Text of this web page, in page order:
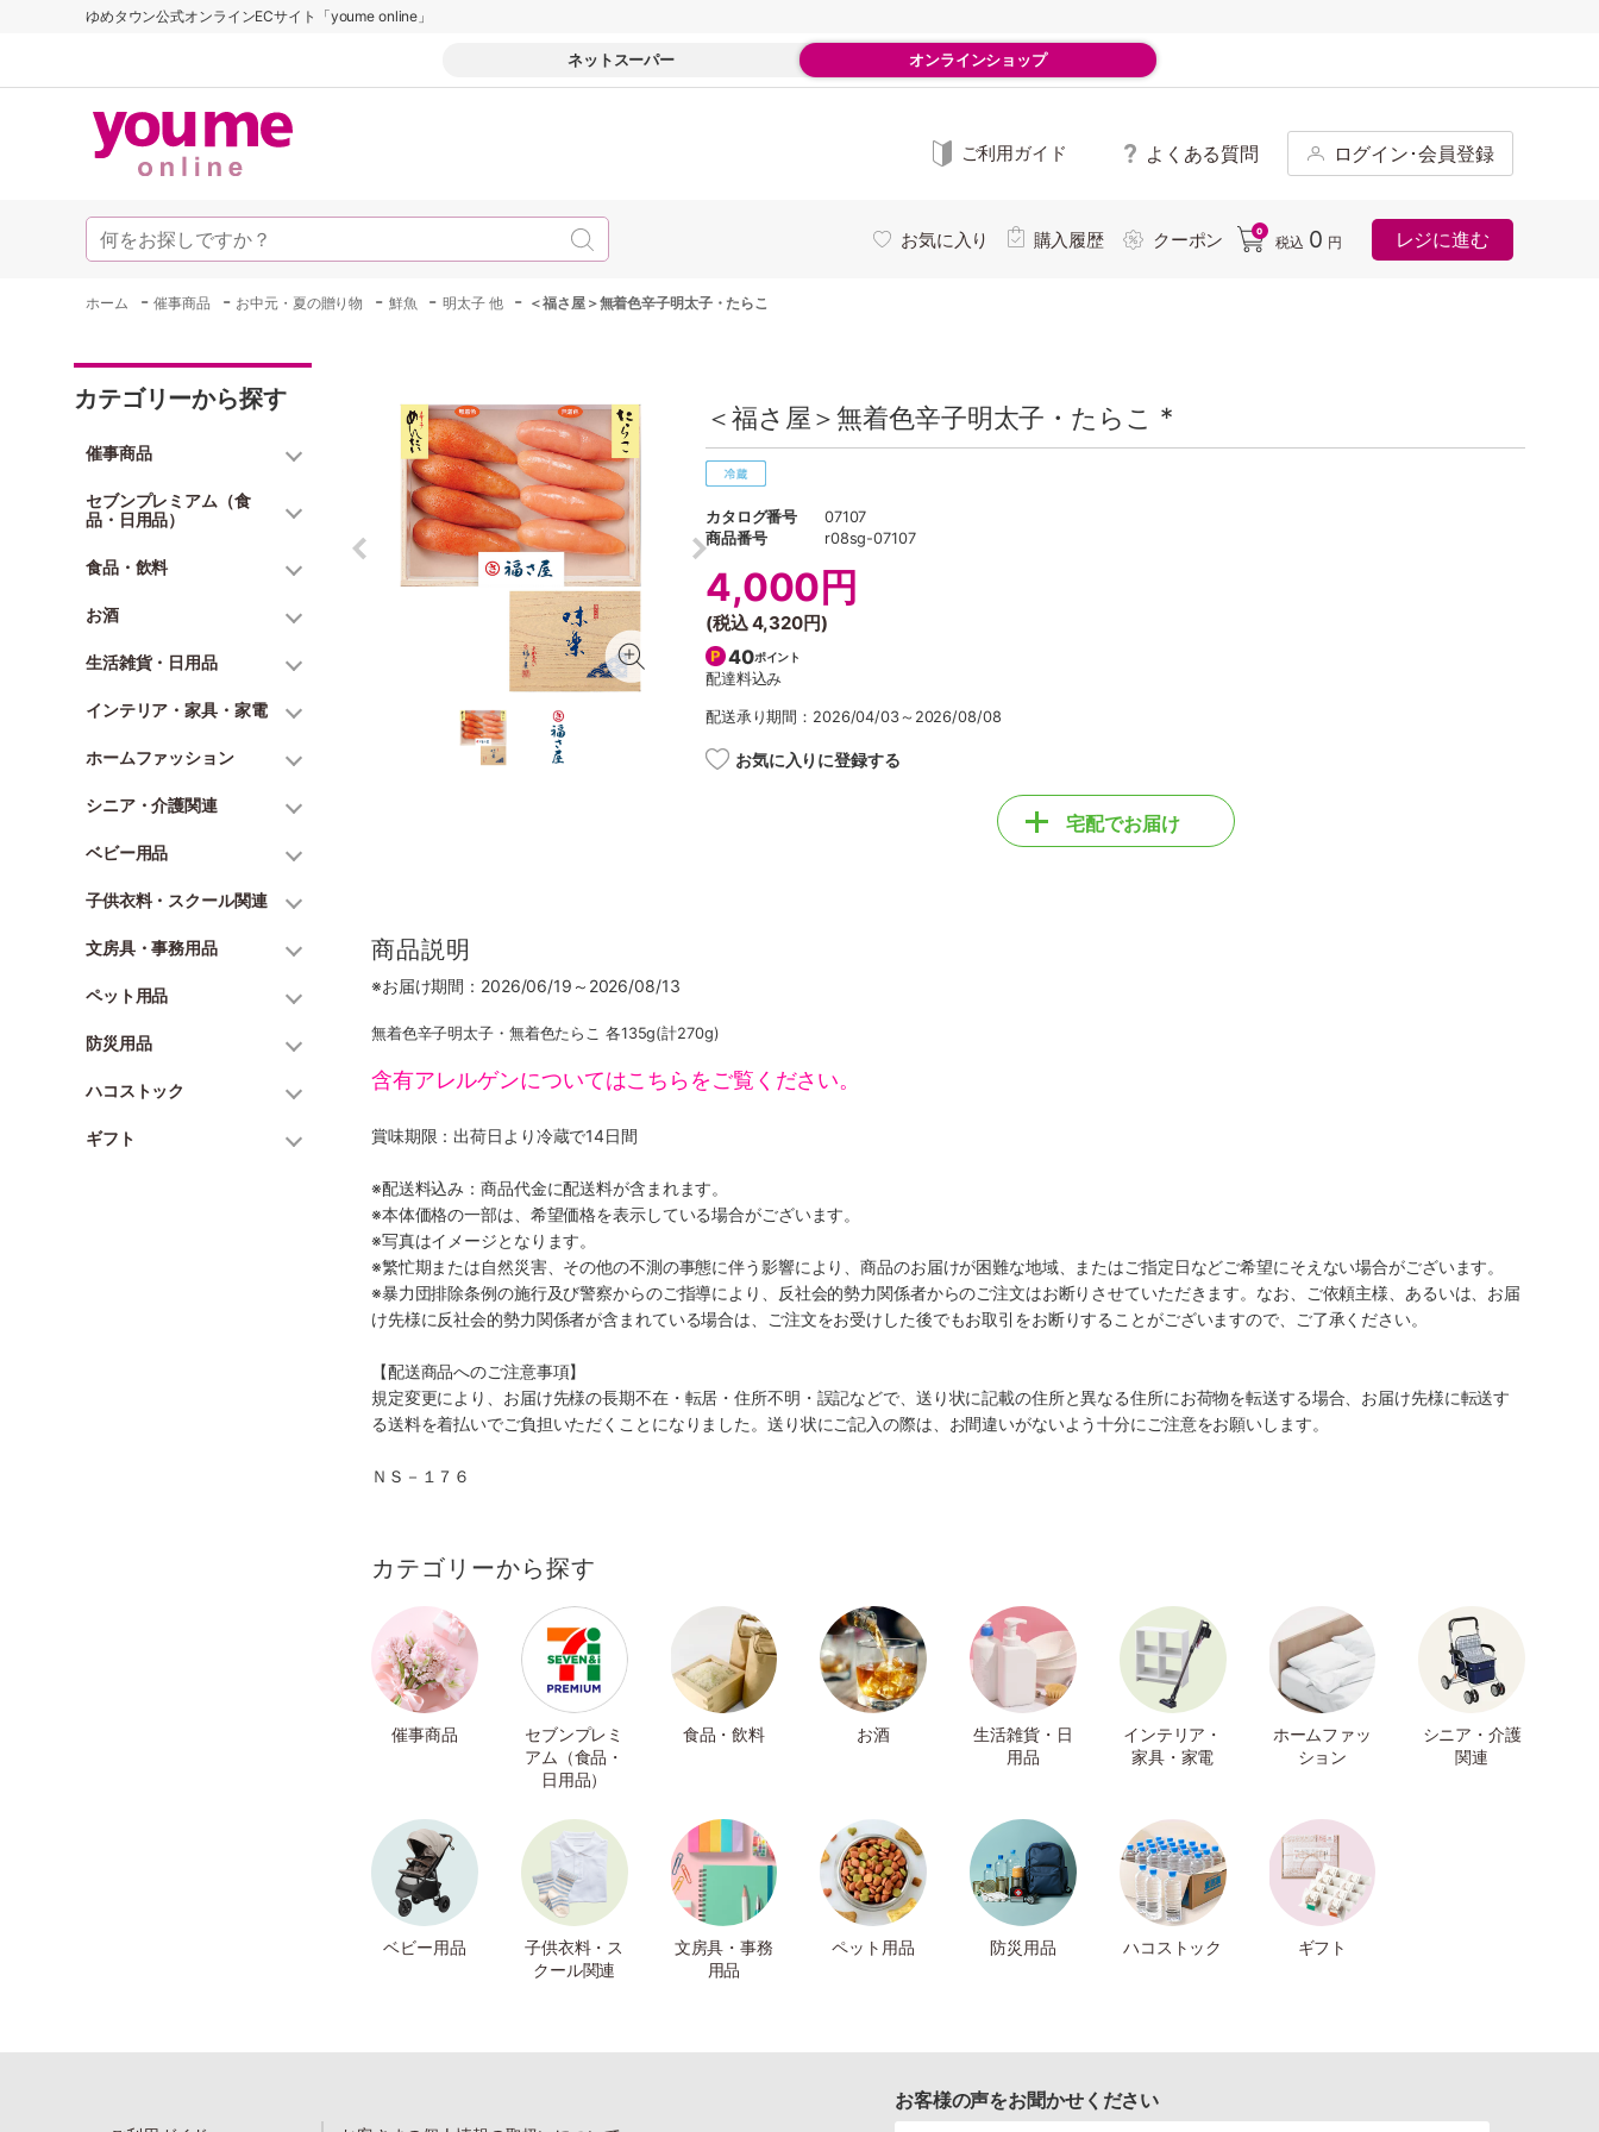
ゆめタウン公式オンラインECサイト「youme online」
ネットスーパー オンラインショップ
ご利用ガイド よくある質問 ログイン･会員登録
お気に入り 購入履歴 クーポン 0
税込 0 円 レジに進む
ホーム -催事商品 - お中元・夏の贈り物 - 鮮魚 -明太子 他 - ＜福さ屋＞無着色辛子明太子・たらこ
カテゴリーから探す
催事商品
セブンプレミアム（食
品・日用品）
食品・飲料
お酒
生活雑貨・日用品
インテリア・家具・家電
ホームファッション
シニア・介護関連
ベビー用品
子供衣料・スクール関連
文房具・事務用品
ペット用品
防災用品
ハコストック
ギフト
＜福さ屋＞無着色辛子明太子・たらこ *
カタログ番号
07107
商品番号
r08sg-07107
4,000円
(税込4,320円)
40ポイント
配達料込み
配送承り期間：2026/04/03～2026/08/08
お気に入りに登録する
宅配でお届け
商品説明
※お届け期間：2026/06/19～2026/08/13
無着色辛子明太子・無着色たらこ 各135g(計270g)
含有アレルゲンについてはこちらをご覧ください。
賞味期限：出荷日より冷蔵で14日間
※配送料込み：商品代金に配送料が含まれます。
※本体価格の一部は、希望価格を表示している場合がございます。
※写真はイメージとなります。
※繁忙期または自然災害、その他の不測の事態に伴う影響により、商品のお届けが困難な地域、またはご指定日などご希望にそえない場合がございます。
※暴力団排除条例の施行及び警察からのご指導により、反社会的勢力関係者からのご注文はお断りさせていただきます。なお、ご依頼主様、あるいは、お届
け先様に反社会的勢力関係者が含まれている場合は、ご注文をお受けした後でもお取引をお断りすることがございますので、ご了承ください。
【配送商品へのご注意事項】
規定変更により、お届け先様の長期不在・転居・住所不明・誤記などで、送り状に記載の住所と異なる住所にお荷物を転送する場合、お届け先様に転送す
る送料を着払いでご負担いただくことになりました。送り状にご記入の際は、お間違いがないよう十分にご注意をお願いします。
ＮＳ－１７６
カテゴリーから探す
催事商品
セブンプレミ
アム（食品・
日用品）
食品・飲料 お酒
生活雑貨・日
用品
インテリア・
家具・家電
ホームファッ
ション
シニア・介護
関連
ベビー用品
子供衣料・ス
クール関連
文房具・事務
用品
ペット用品 防災用品 ハコストック ギフト
お客様の声をお聞かせください